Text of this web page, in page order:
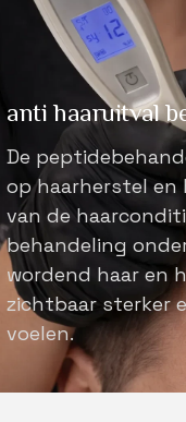
anti haaruitval
De
op haarherstel
van de
behandeling
wordend haar en
zichtbaar sterker
voelen.